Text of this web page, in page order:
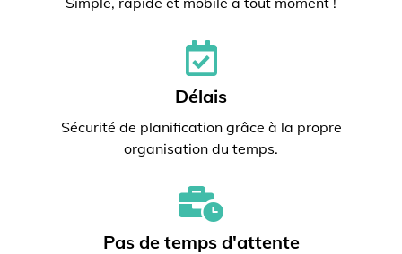
Délais
Sécurité de planification grâce à la propre
organisation du temps.
Pas de temps d'attente